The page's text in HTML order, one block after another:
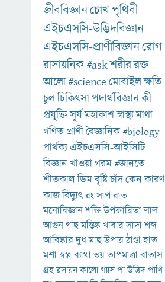
জীববিজ্ঞানচোখপৃথিবী
এইচএসসি-উদ্ভিদবিজ্ঞান
এইচএসসি-প্রাণীবিজ্ঞানরোগ
রাসায়নিক#askশরীররক্ত
আলো#scienceমোবাইলক্ষতি
চুলচিকিৎসাপদার্থবিজ্ঞানকী
প্রযুক্তিসূর্যমহাকাশস্বাস্থ্যমাথা
গণিত প্রাণীবৈজ্ঞানিক#biology
পার্থক্য এইচএসসি-আইসিটি
বিজ্ঞানখাওয়াগরম#জানতে
শীতকালডিমবৃষ্টিচাঁদকেনকারণ
কাজবিদ্যুৎরংসাপরাত
মনোবিজ্ঞানশক্তিউপকারিতালাল
আগুনগাছমস্তিষ্কখাবারসাদাশব্দ
আবিষ্কারদুধমাছউপায়ঠাণ্ডাহাত
মশাস্বপ্নব্যাথাভয়তাপমাত্রাবাতাস
গ্রহরসায়নকালোগ্যাসপাউদ্ভিদপাখি